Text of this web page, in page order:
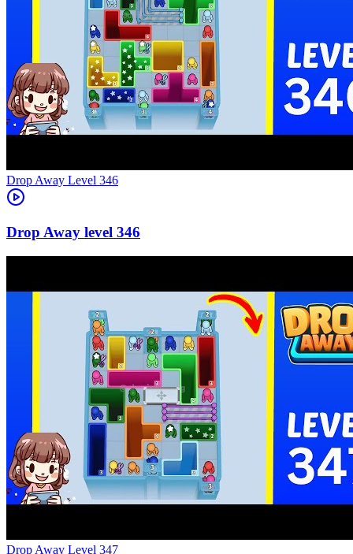
Level 346
346
Level 347